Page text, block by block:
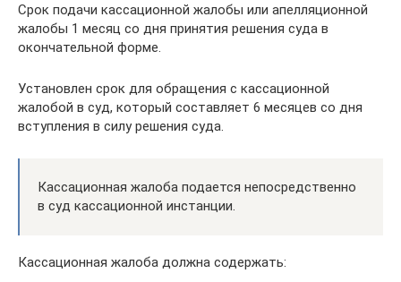
Cрок подачи кассационной жалобы или апелляционной
жалобы 1 месяц со дня принятия решения суда в
окончательной форме.
Установлен срок для обращения с кассационной
жалобой в суд, который составляет 6 месяцев со дня
вступления в силу решения суда.
Кассационная жалоба подается непосредственно
в суд кассационной инстанции.
Кассационная жалоба должна содержать: